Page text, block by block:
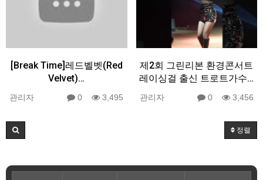
[Break Time]레드벨벳(Red
Velvet)…
관리자 0 3,495
제2회 그린리본 환경콘서트
레이싱걸 출신 트로트가수…
관리자 0 3,456
정렬